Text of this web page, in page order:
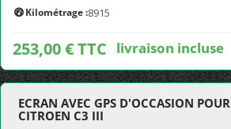
Kilométrage :8915
253,00 € TTC livraison incluse
ECRAN AVEC GPS D'OCCASION POUR
CITROEN C3 III